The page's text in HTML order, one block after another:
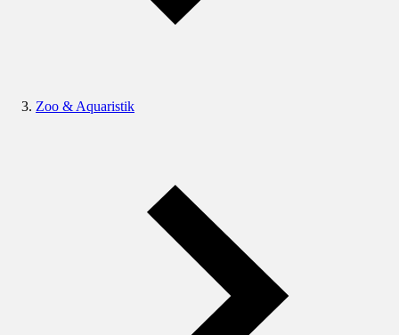
Zoo & Aquaristik